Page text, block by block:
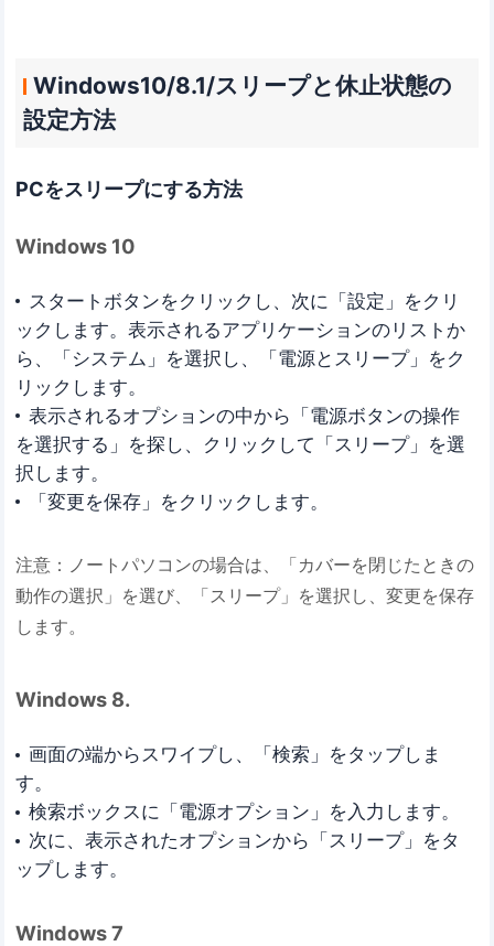
Windows10/8.1/スリープと休止状態の
設定方法
PCをスリープにする方法
Windows 10
スタートボタンをクリックし、次に「設定」をクリ
ックします。表示されるアプリケーションのリストか
ら、「システム」を選択し、「電源とスリープ」をク
リックします。
表示されるオプションの中から「電源ボタンの操作
を選択する」を探し、クリックして「スリープ」を選
択します。
「変更を保存」をクリックします。
注意：ノートパソコンの場合は、「カバーを閉じたときの
動作の選択」を選び、「スリープ」を選択し、変更を保存
します。
Windows 8.
画面の端からスワイプし、「検索」をタップしま
す。
検索ボックスに「電源オプション」を入力します。
次に、表示されたオプションから「スリープ」をタ
ップします。
Windows 7